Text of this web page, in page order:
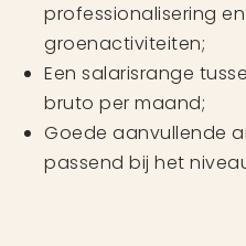
professionalisering
groenactiviteiten;
Een salarisrange
bruto per maand;
Goede aanvullende
passend bij het